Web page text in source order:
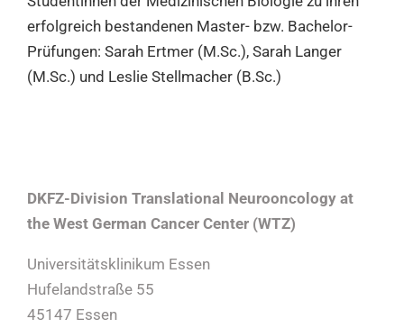
erfolgreich bestandenen Master- bzw. Bachelor-
Prüfungen: Sarah Ertmer (M.Sc.), Sarah Langer
(M.Sc.) und Leslie Stellmacher (B.Sc.)
DKFZ-Division Translational Neurooncology at
the West German Cancer Center (WTZ)
Universitätsklinikum Essen
Hufelandstraße 55
45147 Essen